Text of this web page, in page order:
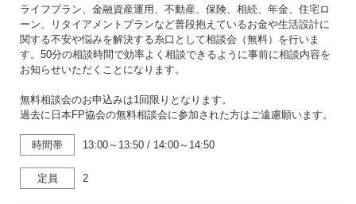
ライフプラン、金融資産運用、不動産、保険、相続、年金、住宅ロ
ーン、リタイアメントプランなど普段抱えているお金や生活設計に
関する不安や悩みを解決する糸口として相談会（無料）を行いま
す。50分の相談時間で効率よく相談できるように事前に相談内容を
お知らせいただくことになります。
無料相談会のお申込みは1回限りとなります。
過去に日本FP協会の無料相談会に参加された方はご遠慮願います。
時間帯 13:00～13:50 / 14:00～14:50
定員 2